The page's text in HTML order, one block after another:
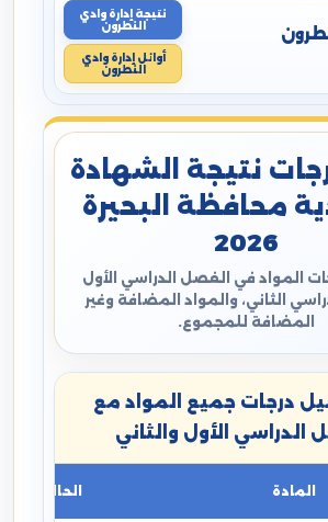
نتيجة إدارة وادي
النطرون
أوائل إدارة وادي
النطرون
نتيجة الشهادة
محافظة البحيرة
2026
المواد في الفصل الدراسي الأول
الثاني، والمواد المضافة وغير
المضافة للمجموع.
درجات جميع المواد مع
الدراسي الأول والثاني
المادة الحالة